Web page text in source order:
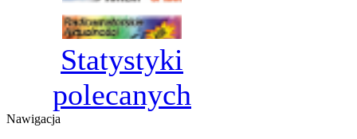
Statystyki
polecanych
Nawigacja